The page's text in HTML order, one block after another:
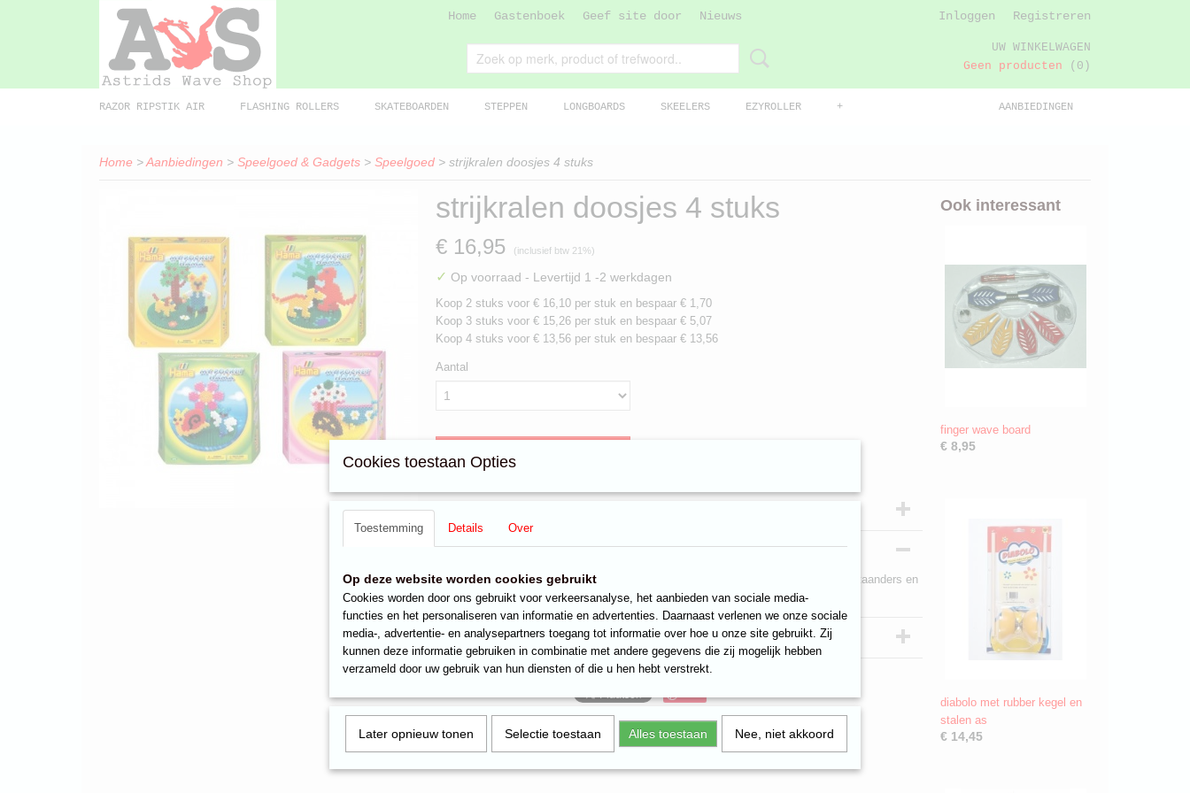
Home Gastenboek Geef site door Nieuws Inloggen Registreren
UW WINKELWAGEN
Geen producten
(0)
AANBIEDINGEN
RAZOR RIPSTIK AIR FLASHING ROLLERS SKATEBOARDEN STEPPEN LONGBOARDS SKEELERS EZYROLLER +
Home >Aanbiedingen > Speelgoed & Gadgets > Speelgoed > strijkralen doosjes 4 stuks
strijkralen doosjes 4 stuks
€ 16,95 (inclusief btw 21%)
✓ Op voorraad - Levertijd 1 -2 werkdagen
Koop 2 stuks voor € 16,10 per stuk en bespaar € 1,70
Koop 3 stuks voor € 15,26 per stuk en bespaar € 5,07
Koop 4 stuks voor € 13,56 per stuk en bespaar € 13,56
Aantal
IN WINKELWAGEN
Omschrijving
My Pocket Hama strijkkralenset met ongeveer 1.000 strijkkralen, 1 grondplaat, 3 staanders en
instructies. Wordt 4 assorti geleverd.
Reacties
Ook interessant
finger wave board
€ 8,95
diabolo met rubber kegel en
stalen as
€ 14,45
Cookies toestaan Opties
Toestemming Details Over
Op deze website worden cookies gebruikt
Cookies worden door ons gebruikt voor verkeersanalyse, het aanbieden van sociale media-
functies en het personaliseren van informatie en advertenties. Daarnaast verlenen we onze sociale
media-, advertentie- en analysepartners toegang tot informatie over hoe u onze site gebruikt. Zij
kunnen deze informatie gebruiken in combinatie met andere gegevens die zij mogelijk hebben
verzameld door uw gebruik van hun diensten of die u hen hebt verstrekt.
Later opnieuw tonen Selectie toestaan Alles toestaan Nee, niet akkoord